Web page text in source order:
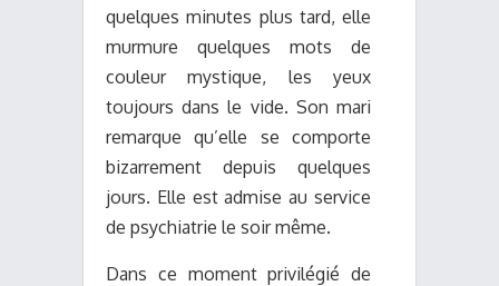
quelques minutes plus tard, elle
murmure quelques mots de
couleur mystique, les yeux
toujours dans le vide. Son mari
remarque qu’elle se comporte
bizarrement depuis quelques
jours. Elle est admise au service
de psychiatrie le soir même.
Dans ce moment privilégié de